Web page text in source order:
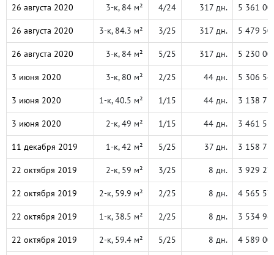
26 августа 2020 3-к, 84 м² 4/24 317 дн. 5 361
26 августа 2020 3-к, 84.3 м² 3/25 317 дн. 5 479
26 августа 2020 3-к, 84 м² 5/25 317 дн. 5 230
3 июня 2020 3-к, 80 м² 2/25 44 дн. 5 306
3 июня 2020 1-к, 40.5 м² 1/15 44 дн. 3 138
3 июня 2020 2-к, 49 м² 1/15 44 дн. 3 461
11 декабря 2019 1-к, 42 м² 5/25 37 дн. 3 158
22 октября 2019 2-к, 59 м² 3/25 8 дн. 3 929
22 октября 2019 2-к, 59.9 м² 2/25 8 дн. 4 565
22 октября 2019 1-к, 38.5 м² 2/25 8 дн. 3 534
22 октября 2019 2-к, 59.4 м² 5/25 8 дн. 4 589